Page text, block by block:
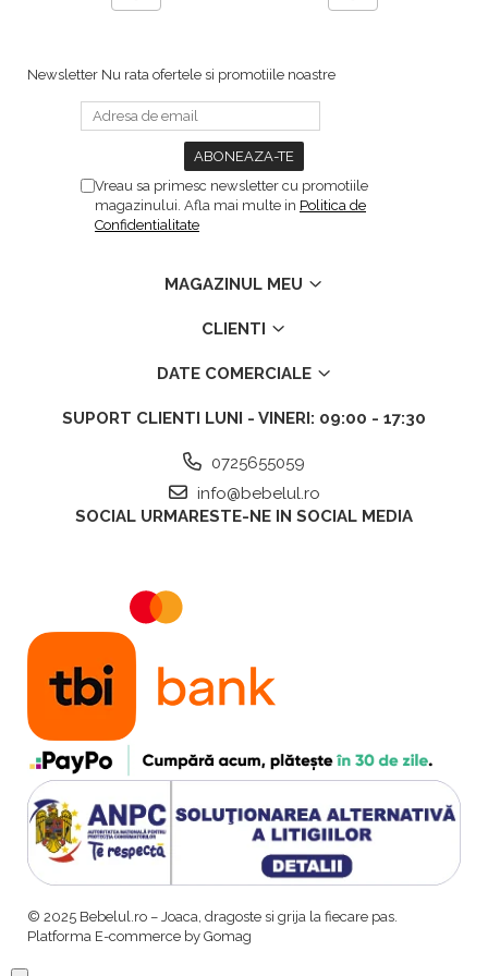
Newsletter Nu rata ofertele si promotiile noastre
Vreau sa primesc newsletter cu promotiile
magazinului. Afla mai multe in Politica de
Confidentialitate
MAGAZINUL MEU
CLIENTI
DATE COMERCIALE
SUPORT CLIENTI LUNI - VINERI: 09:00 - 17:30
0725655059
info@bebelul.ro
SOCIAL URMARESTE-NE IN SOCIAL MEDIA
© 2025 Bebelul.ro – Joaca, dragoste si grija la fiecare pas.
Platforma E-commerce by Gomag